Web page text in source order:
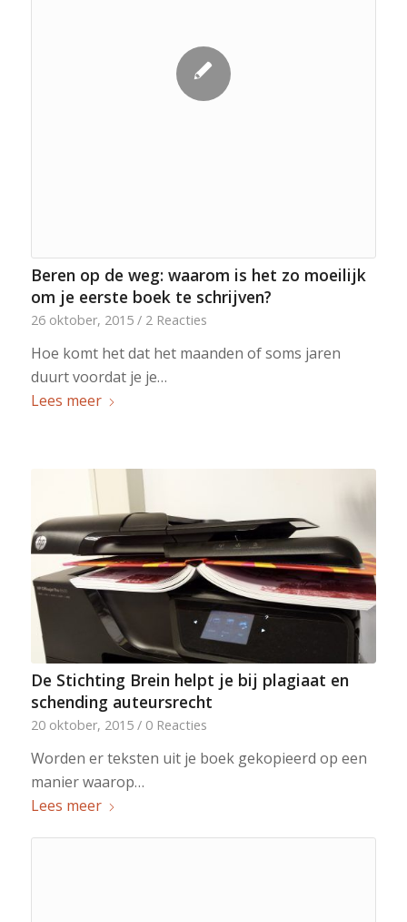
Beren op de weg: waarom is het zo moeilijk
om je eerste boek te schrijven?
26 oktober, 2015 / 2 Reacties
Hoe komt het dat het maanden of soms jaren
duurt voordat je je…
Lees meer
De Stichting Brein helpt je bij plagiaat en
schending auteursrecht
20 oktober, 2015 / 0 Reacties
Worden er teksten uit je boek gekopieerd op een
manier waarop…
Lees meer